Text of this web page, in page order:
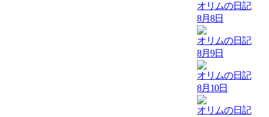
オリムの日記
8月8日
オリムの日記
8月9日
オリムの日記
8月10日
オリムの日記